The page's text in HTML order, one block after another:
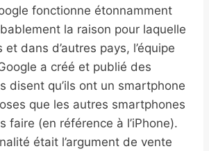
fonctionne étonnamment
la raison pour laquelle
dans d’autres pays, l’équipe
a créé et publié des
disent qu’ils ont un smartphone
que les autres smartphones
faire (en référence à l’iPhone).
était l’argument de vente